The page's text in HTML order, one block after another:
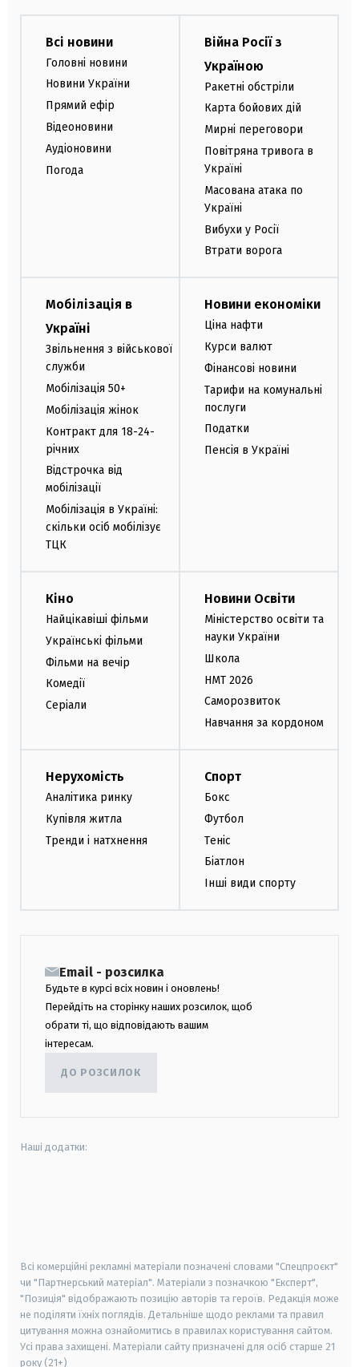
Всі новини
Головні новини
Новини України
Прямий ефір
Відеоновини
Аудіоновини
Погода
Війна Росії з
Україною
Ракетні обстріли
Карта бойових дій
Мирні переговори
Повітряна тривога в
Україні
Масована атака по
Україні
Вибухи у Росії
Втрати ворога
Мобілізація в
Україні
Звільнення з військової
служби
Мобілізація 50+
Мобілізація жінок
Контракт для 18-24-
річних
Відстрочка від
мобілізації
Мобілізація в Україні:
скільки осіб мобілізує
ТЦК
Новини економіки
Ціна нафти
Курси валют
Фінансові новини
Тарифи на комунальні
послуги
Податки
Пенсія в Україні
Кіно
Найцікавіші фільми
Українські фільми
Фільми на вечір
Комедії
Серіали
Новини Освіти
Міністерство освіти та
науки України
Школа
НМТ 2026
Саморозвиток
Навчання за кордоном
Нерухомість
Аналітика ринку
Купівля житла
Тренди і натхнення
Спорт
Бокс
Футбол
Теніс
Біатлон
Інші види спорту
Email - розсилка
Будьте в курсі всіх новин і оновлень!
Перейдіть на сторінку наших розсилок, щоб
обрати ті, що відповідають вашим
інтересам.
ДО РОЗСИЛОК
Наші додатки:
Всі комерційні рекламні матеріали позначені словами "Спецпроєкт"
чи "Партнерський матеріал". Матеріали з позначкою "Експерт",
"Позиція" відображають позицію авторів та героїв. Редакція може
не поділяти їхніх поглядів. Детальніше щодо реклами та правил
цитування можна ознайомитись в правилах користування сайтом.
Усі права захищені. Матеріали сайту призначені для осіб старше 21
року (21+)